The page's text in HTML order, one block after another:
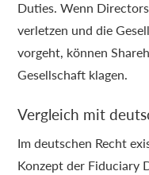
Duties. Wenn
verletzen und die
vorgeht, können
Gesellschaft klagen.
Vergleich mit
Im deutschen Recht
Konzept der Fiduciary